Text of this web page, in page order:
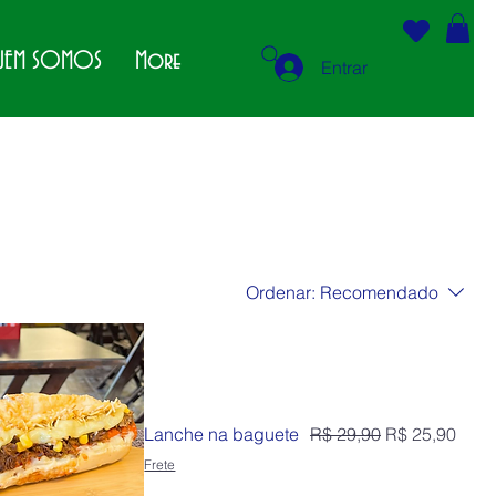
SOMOS More Entrar
Ordenar: Recomendado
Lanche na baguete Preço normal
R$ 29,90 Preço
R$ 25,90
Frete